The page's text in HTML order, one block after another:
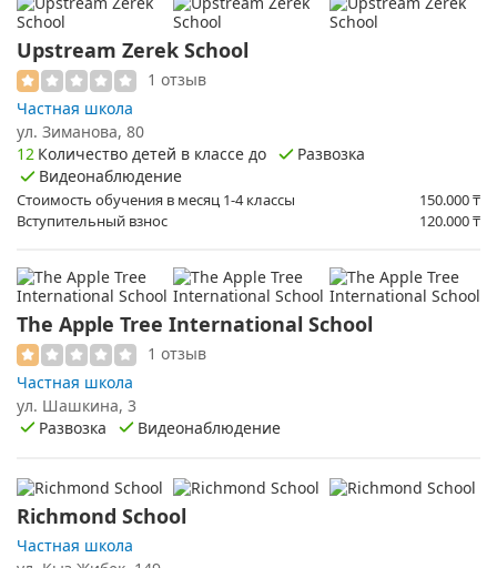
Upstream Zerek School
1 отзыв
Частная школа
​ул. Зиманова, 80
12 Количество детей в классе до
Развозка
Видеонаблюдение
Стоимость обучения в месяц 1-4 классы 150.000₸
Вступительный взнос
120.000₸
The Apple Tree International School
1 отзыв
Частная школа
ул. Шашкина, 3
Развозка
Видеонаблюдение
Richmond School
Частная школа